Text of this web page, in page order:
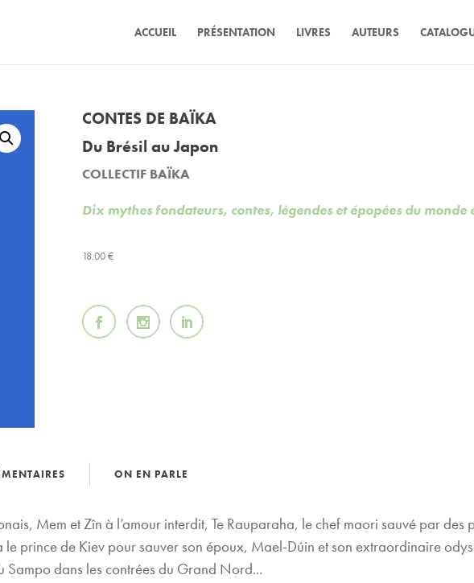
ACCUEIL PRÉSENTATION LIVRES AUTEURS
CONTES DE BAÏKA
Du Brésil au Japon
COLLECTIF BAÏKA
Dix mythes fondateurs, contes, légendes et épopées du monde
18.00€
ON EN PARLE
Mem et Zîn à l’amour interdit, Te Rauparaha, le chef maori sauvé par des
prince de Kiev pour sauver son époux, Mael-Dúin et son extraordinaire
Sampo dans les contrées du Grand Nord...